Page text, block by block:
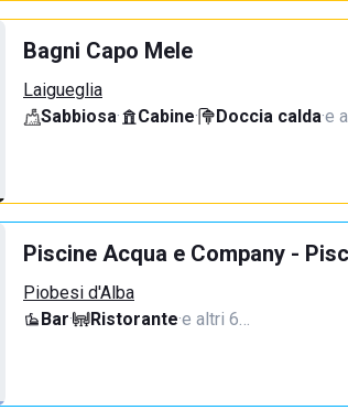
Bagni Capo Mele
Laigueglia
Sabbiosa· Cabine· Doccia calda·e
Piscine Acqua e Company -
Piobesi d'Alba
Bar· Ristorante·e altri 6…